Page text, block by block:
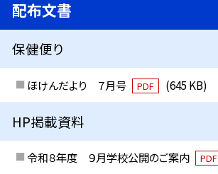
配布文書
保健便り
ほけんだより ７月号 PDF (645 KB)
HP掲載資料
令和８年度 ９月学校公開のご案内 PDF